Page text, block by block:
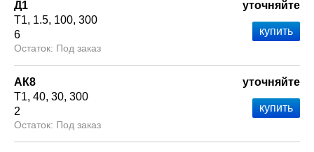
Д1
Т1 1.5 100 300
6
Под заказ
уточняйте
АК8
Т1 40 30 300
2
Под заказ
уточняйте